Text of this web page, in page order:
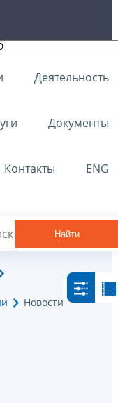
Деятельность
Документы
Контакты ENG
Найти
Новости